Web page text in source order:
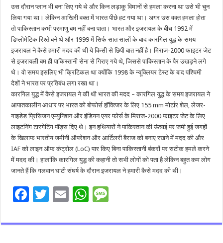
उस दौरान प्लान भी बना लिए गये थे और किन लड़ाकू विमानों से हमला करना था उसे भी चुन
लिया गया था। लेकिन आखिरी वक्त में भारत पीछे हट गया था। अगर उस वक्त हमला होता
तो पाकिस्तान कभी परमाणु बम नहीं बना पाता। भारत और इजरायल के बीच 1992 में
डिप्लोमेटिक रिश्ते बने थे और 1999 में सिर्फ सात सालों के बाद कारगिल युद्ध के समय
इजरायल ने कैसे हमारी मदद की थी ये किसी से छिपी बात नहीं है। मिराज-2000 फाइटर जेट
से इजरायली बम ही पाकिस्तानी सेना से गिराए गये थे, जिससे पाकिस्तान के पैर उखड़ने लगे
थे। वो समय इसलिए भी क्रिटिकल था क्योंकि 1998 के न्यूक्लियर टेस्ट के बाद पश्चिमी
देशों ने भारत पर प्रतिबंध लगा रखा था।
कारगिल युद्ध में कैसे इजरायल ने की थी भारत की मदद – कारगिल युद्ध के समय इजरायल ने
आपातकालीन आधार पर भारत को बोफोर्स हॉवित्जर के लिए 155 mm मोर्टार शेल, लेजर-
गाइडेड प्रिसिजन एम्युनिशन और इंडियन एयर फोर्स के मिराज-2000 फाइटर जेट के लिए
लाइटनिंग टारगेटिंग पॉड्स दिए थे। इन हथियारों ने पाकिस्तान की ऊंचाई पर जमी हुई जगहों
के खिलाफ भारतीय जमीनी ऑपरेशन और आर्टिलरी बैराज को बनाए रखने में मदद की और
IAF को लाइन ऑफ कंट्रोल (LoC) पार किए बिना पाकिस्तानी बंकरों पर सटीक हमले करने
में मदद की। हालांकि कारगिल युद्ध की कहानी तो सभी लोगों को पता है लेकिन बहुत कम लोग
जानते हैं कि गलवान घाटी संघर्ष के दौरान इजरायल ने हमारी कैसे मदद की थी।
F
e
T
tt
E
ai
W
at sa